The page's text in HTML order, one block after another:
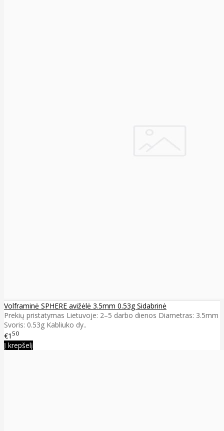
Volframinė SPHERE avižėlė 3.5mm 0.53g Sidabrinė
Prekių pristatymas Lietuvoje: 2–5 darbo dienos Diametras: 3.5mm
Svoris: 0.53g Kabliuko dy..
€1 50
Į krepšelį